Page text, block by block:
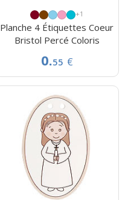
+1
Planche 4 Étiquettes Coeur
Bristol Percé Coloris
0.55 €